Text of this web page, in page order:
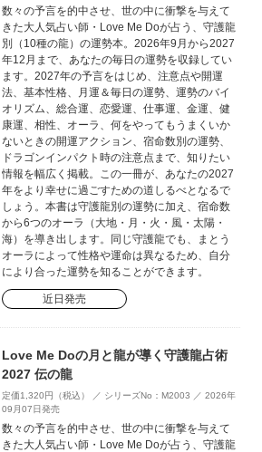
数々の予言を的中させ、世の中に衝撃を与えて
きた大人気占い師・Love Me Doが占う、守護龍
別（10種の龍）の運勢本。2026年9月から2027
年12月まで、あなたの毎日の運勢を収録してい
ます。2027年の予言をはじめ、注意点や開運
法、基本性格、月運＆毎日の運勢、運勢のバイ
オリズム、総合運、恋愛運、仕事運、金運、健
康運、相性、オーラ、何をやってもうまくいか
ないときの開運アクション、宿命数別の運勢、
ドラゴンインパクト時の注意点まで、知りたい
情報を幅広く掲載。この一冊が、あなたの2027
年をより幸せに過ごすための道しるべとなるで
しょう。本書は守護龍別の運勢に加え、宿命数
から6つのオーラ（大地・月・火・風・太陽・
海）を導き出します。同じ守護龍でも、まとう
オーラによって性格や運命は異なるため、自分
により合った運勢を知ることができます。
近日発売
Love Me Doの月と龍が導く守護龍占術
2027 伝の龍
定価1,320円（税込） ／ シリーズNo：M2003 ／ 2026年
09月07日発売
数々の予言を的中させ、世の中に衝撃を与えて
きた大人気占い師・Love Me Doが占う、守護龍